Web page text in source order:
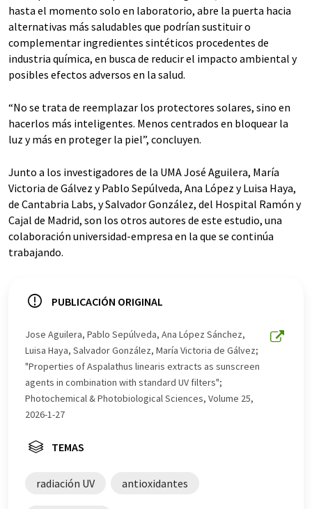
hasta el momento solo en laboratorio, abre la puerta hacia
alternativas más saludables que podrían sustituir o
complementar ingredientes sintéticos procedentes de
industria química, en busca de reducir el impacto ambiental y
posibles efectos adversos en la salud.
“No se trata de reemplazar los protectores solares, sino en
hacerlos más inteligentes. Menos centrados en bloquear la
luz y más en proteger la piel”, concluyen.
Junto a los investigadores de la UMA José Aguilera, María
Victoria de Gálvez y Pablo Sepúlveda, Ana López y Luisa Haya,
de Cantabria Labs, y Salvador González, del Hospital Ramón y
Cajal de Madrid, son los otros autores de este estudio, una
colaboración universidad-empresa en la que se continúa
trabajando.
PUBLICACIÓN ORIGINAL
Jose Aguilera, Pablo Sepúlveda, Ana López Sánchez,
Luisa Haya, Salvador González, María Victoria de Gálvez;
"Properties of Aspalathus linearis extracts as sunscreen
agents in combination with standard UV filters";
Photochemical & Photobiological Sciences, Volume 25,
2026-1-27
TEMAS
radiación UV antioxidantes